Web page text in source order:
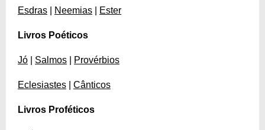
Esdras Neemias Ester
Livros Poéticos
Jó Salmos Provérbios
Eclesiastes Cânticos
Livros Proféticos